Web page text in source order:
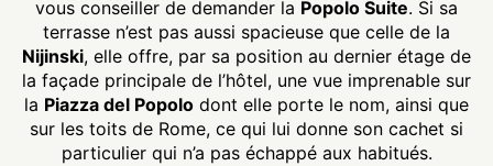
vous conseiller de demander la Popolo Suite. Si sa
terrasse n’est pas aussi spacieuse que celle de la
Nijinski, elle offre, par sa position au dernier étage de
la façade principale de l’hôtel, une vue imprenable sur
la Piazza del Popolo dont elle porte le nom, ainsi que
sur les toits de Rome, ce qui lui donne son cachet si
particulier qui n’a pas échappé aux habitués.